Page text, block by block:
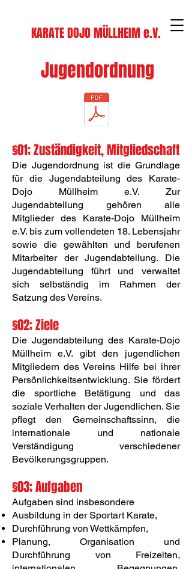
KARATE DOJO MÜLLHEIM e.V.
Jugendordnung
§01; Zuständigkeit, Mitgliedschaft
Die Jugendordnung ist die Grundlage
für die Jugendabteilung des Karate-
Dojo Müllheim e.V. Zur
Jugendabteilung gehören alle
Mitglieder des Karate-Dojo Müllheim
e.V. bis zum vollendeten 18. Lebensjahr
sowie die gewählten und berufenen
Mitarbeiter der Jugendabteilung. Die
Jugendabteilung führt und verwaltet
sich selbständig im Rahmen der
Satzung des Vereins.
§02; Ziele
Die Jugendabteilung des Karate-Dojo
Müllheim e.V. gibt den jugendlichen
Mitgliedern des Vereins Hilfe bei ihrer
Persönlichkeitsentwicklung. Sie fördert
die sportliche Betätigung und das
soziale Verhalten der Jugendlichen. Sie
pflegt den Gemeinschaftssinn, die
internationale und nationale
Verständigung verschiedener
Bevölkerungsgruppen.
§03; Aufgaben
Aufgaben sind insbesondere
Ausbildung in der Sportart Karate,
Durchführung von Wettkämpfen,
Planung, Organisation und
Durchführung von Freizeiten,